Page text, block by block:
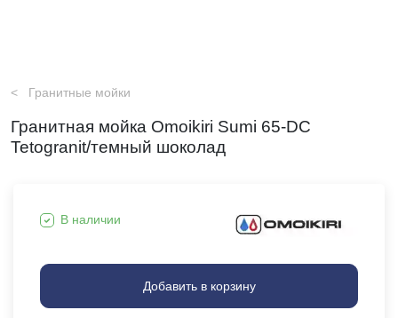
Гранитные мойки
Гранитная мойка Omoikiri Sumi 65-DC
Tetogranit/темный шоколад
В наличии
Добавить в корзину